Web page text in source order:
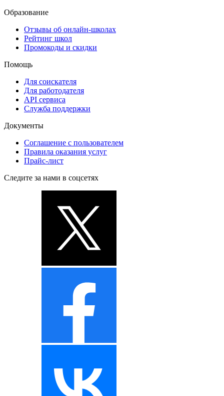
Образование
Отзывы об онлайн-школах
Рейтинг школ
Промокоды и скидки
Помощь
Для соискателя
Для работодателя
API сервиса
Служба поддержки
Документы
Соглашение с пользователем
Правила оказания услуг
Прайс-лист
Следите за нами в соцсетях